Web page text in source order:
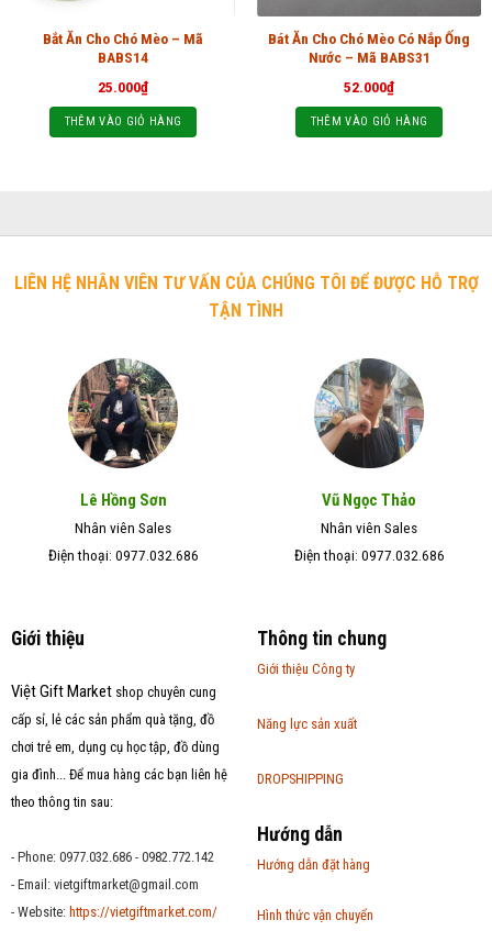
Bắt Ăn Cho Chó Mèo – Mã
BABS14
25.000₫
THÊM VÀO GIỎ HÀNG
Bát Ăn Cho Chó Mèo Có Nắp Ống
Nước – Mã BABS31
52.000₫
THÊM VÀO GIỎ HÀNG
LIÊN HỆ NHÂN VIÊN TƯ VẤN CỦA CHÚNG TÔI ĐỂ ĐƯỢC HỖ TRỢ
TẬN TÌNH
Lê Hồng Sơn
Nhân viên Sales
Điện thoại: 0977.032.686
Vũ Ngọc Thảo
Nhân viên Sales
Điện thoại: 0977.032.686
Giới thiệu
Việt Gift Marketshop chuyên cung
cấp sỉ, lẻ các sản phẩm quà tặng, đồ
chơi trẻ em, dụng cụ học tập, đồ dùng
gia đình... Để mua hàng các bạn liên hệ
theo thông tin sau:
- Phone: 0977.032.686 - 0982.772.142
- Email: vietgiftmarket@gmail.com
- Website: https://vietgiftmarket.com/
Thông tin chung
Giới thiệu Công ty
Năng lực sản xuất
DROPSHIPPING
Hướng dẫn
Hướng dẫn đặt hàng
Hình thức vận chuyển